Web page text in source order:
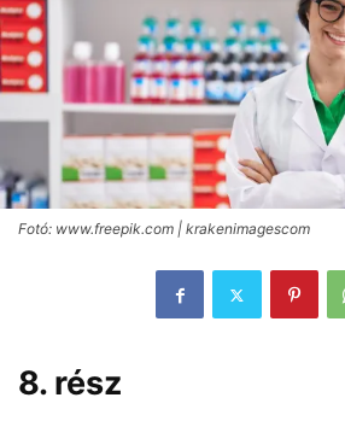
Fotó: www.freepik.com | krakenimagescom
8. rész